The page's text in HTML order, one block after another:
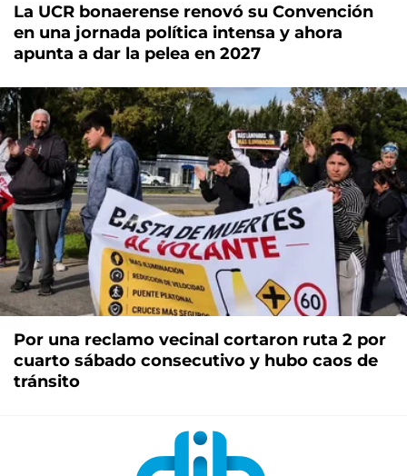
La UCR bonaerense renovó su Convención
en una jornada política intensa y ahora
apunta a dar la pelea en 2027
Por una reclamo vecinal cortaron ruta 2 por
cuarto sábado consecutivo y hubo caos de
tránsito